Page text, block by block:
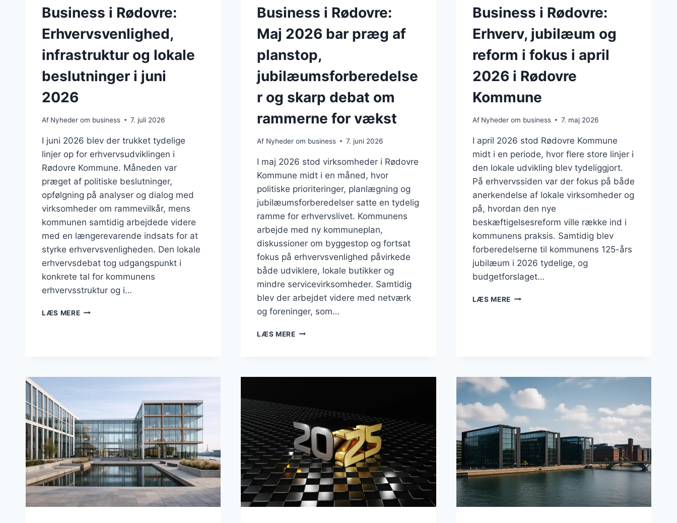
Business i Rødovre:
Erhvervsvenlighed,
infrastruktur og lokale
beslutninger i juni
2026
Af Nyheder om business 7. juli 2026
I juni 2026 blev der trukket tydelige
linjer op for erhvervsudviklingen i
Rødovre Kommune. Måneden var
præget af politiske beslutninger,
opfølgning på analyser og dialog med
virksomheder om rammevilkår, mens
kommunen samtidig arbejdede videre
med en længerevarende indsats for at
styrke erhvervsvenligheden. Den lokale
erhvervsdebat tog udgangspunkt i
konkrete tal for kommunens
erhvervsstruktur og i…
LÆS MEREBUSINESS
Business i Rødovre:
Maj 2026 bar præg af
planstop,
jubilæumsforberedelse
r og skarp debat om
rammerne for vækst
Af Nyheder om business 7. juni 2026
I maj 2026 stod virksomheder i Rødovre
Kommune midt i en måned, hvor
politiske prioriteringer, planlægning og
jubilæumsforberedelser satte en tydelig
ramme for erhvervslivet. Kommunens
arbejde med ny kommuneplan,
diskussioner om byggestop og fortsat
fokus på erhvervsvenlighed påvirkede
både udviklere, lokale butikker og
mindre servicevirksomheder. Samtidig
blev der arbejdet videre med netværk
og foreninger, som…
LÆS MEREBUSINESS
AF
PLANSTOP,
JUBILÆUMSFORBEREDELSER
OG
SKARP
DEBAT
OM
RAMMERNE
FOR
VÆKST
Business i Rødovre:
Erhverv, jubilæum og
reform i fokus i april
2026 i Rødovre
Kommune
Af Nyheder om business 7. maj 2026
I april 2026 stod Rødovre Kommune
midt i en periode, hvor flere store linjer i
den lokale udvikling blev tydeliggjort.
På erhvervssiden var der fokus på både
anerkendelse af lokale virksomheder og
på, hvordan den nye
beskæftigelsesreform ville række ind i
kommunens praksis. Samtidig blev
forberedelserne til kommunens 125-års
jubilæum i 2026 tydelige, og
budgetforslaget…
LÆS MERE BUSINESS
I
RØDOVRE
KOMMUNE